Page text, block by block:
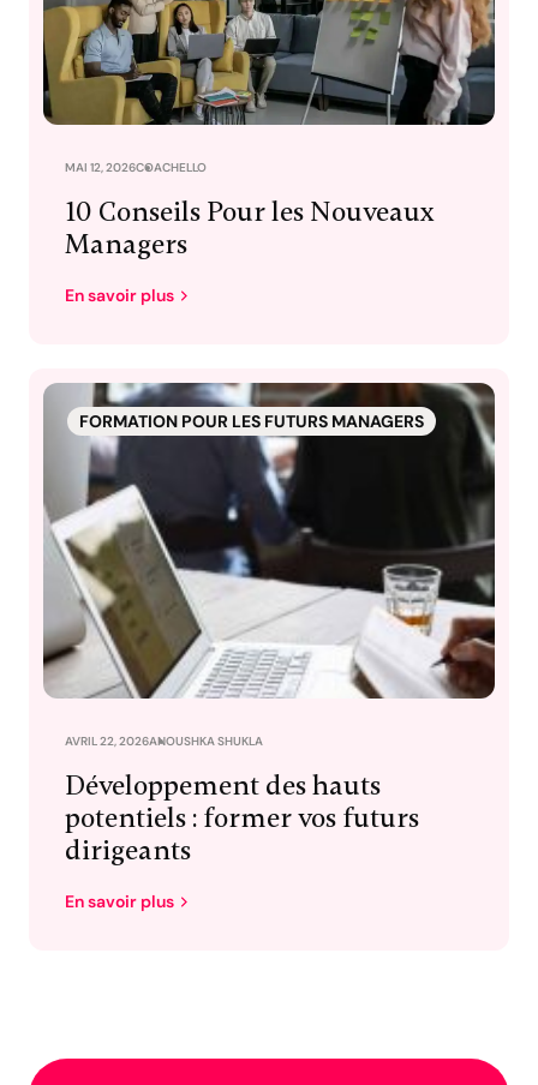
MAI 12, 2026COACHELLO
10 Conseils Pour les Nouveaux
Managers
En savoir plus
FORMATION POUR LES FUTURS MANAGERS
AVRIL 22, 2026ANOUSHKA SHUKLA
Développement des hauts
potentiels : former vos futurs
dirigeants
En savoir plus